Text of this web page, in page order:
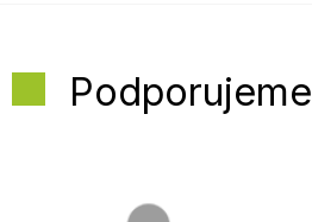
Podporujeme